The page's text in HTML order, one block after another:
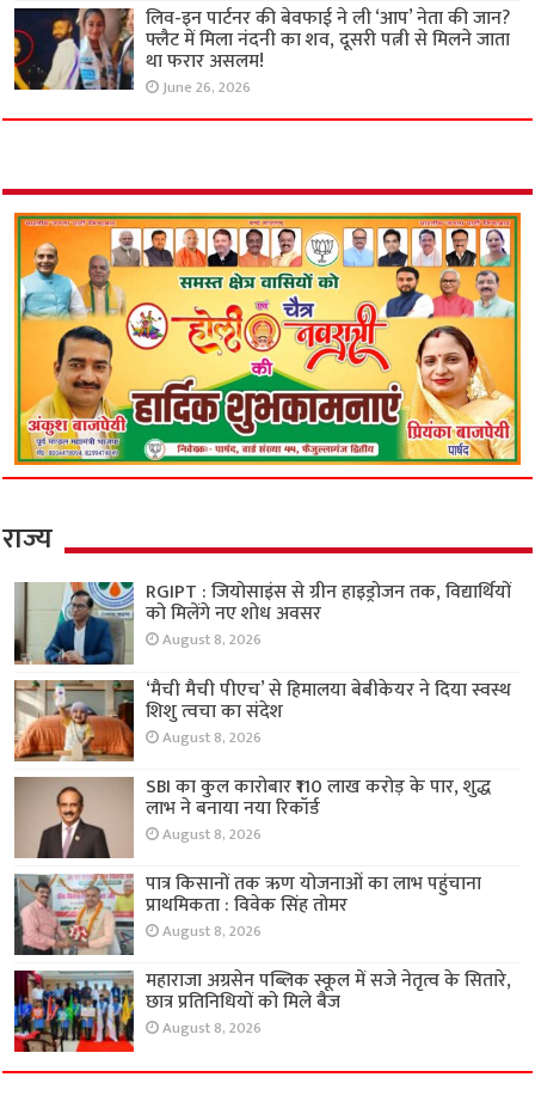
लिव-इन पार्टनर की बेवफाई ने ली ‘आप’ नेता की जान?
फ्लैट में मिला नंदनी का शव, दूसरी पत्नी से मिलने जाता
था फरार असलम!
June 26, 2026
राज्य
RGIPT : जियोसाइंस से ग्रीन हाइड्रोजन तक, विद्यार्थियों
को मिलेंगे नए शोध अवसर
August 8, 2026
‘मैची मैची पीएच’ से हिमालया बेबीकेयर ने दिया स्वस्थ
शिशु त्वचा का संदेश
August 8, 2026
SBI का कुल कारोबार ₹110 लाख करोड़ के पार, शुद्ध
लाभ ने बनाया नया रिकॉर्ड
August 8, 2026
पात्र किसानों तक ऋण योजनाओं का लाभ पहुंचाना
प्राथमिकता : विवेक सिंह तोमर
August 8, 2026
महाराजा अग्रसेन पब्लिक स्कूल में सजे नेतृत्व के सितारे,
छात्र प्रतिनिधियों को मिले बैज
August 8, 2026